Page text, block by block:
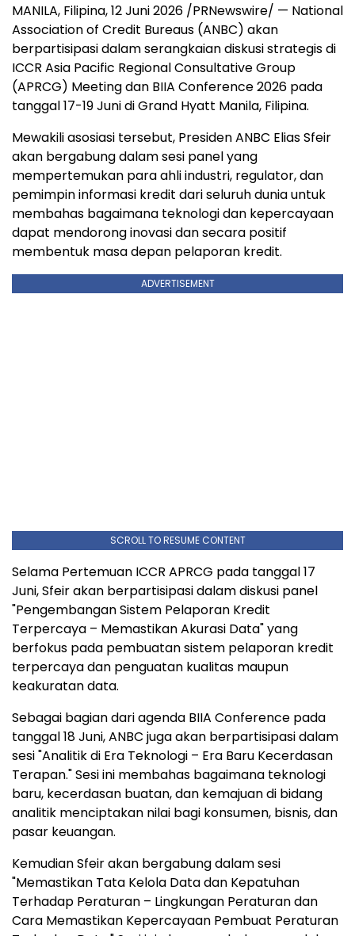
MANILA, Filipina,12 Juni 2026 /PRNewswire/ — National
Association of Credit Bureaus (ANBC) akan
berpartisipasi dalam serangkaian diskusi strategis di
ICCR Asia Pacific Regional Consultative Group
(APRCG) Meeting dan BIIA Conference 2026 pada
tanggal 17-19 Juni di Grand Hyatt Manila, Filipina.
Mewakili asosiasi tersebut, Presiden ANBC Elias Sfeir
akan bergabung dalam sesi panel yang
mempertemukan para ahli industri, regulator, dan
pemimpin informasi kredit dari seluruh dunia untuk
membahas bagaimana teknologi dan kepercayaan
dapat mendorong inovasi dan secara positif
membentuk masa depan pelaporan kredit.
ADVERTISEMENT
SCROLL TO RESUME CONTENT
Selama Pertemuan ICCR APRCG pada tanggal 17
Juni, Sfeir akan berpartisipasi dalam diskusi panel
"Pengembangan Sistem Pelaporan Kredit
Terpercaya – Memastikan Akurasi Data" yang
berfokus pada pembuatan sistem pelaporan kredit
terpercaya dan penguatan kualitas maupun
keakuratan data.
Sebagai bagian dari agenda BIIA Conference pada
tanggal 18 Juni, ANBC juga akan berpartisipasi dalam
sesi "Analitik di Era Teknologi – Era Baru Kecerdasan
Terapan." Sesi ini membahas bagaimana teknologi
baru, kecerdasan buatan, dan kemajuan di bidang
analitik menciptakan nilai bagi konsumen, bisnis, dan
pasar keuangan.
Kemudian Sfeir akan bergabung dalam sesi
"Memastikan Tata Kelola Data dan Kepatuhan
Terhadap Peraturan – Lingkungan Peraturan dan
Cara Memastikan Kepercayaan Pembuat Peraturan